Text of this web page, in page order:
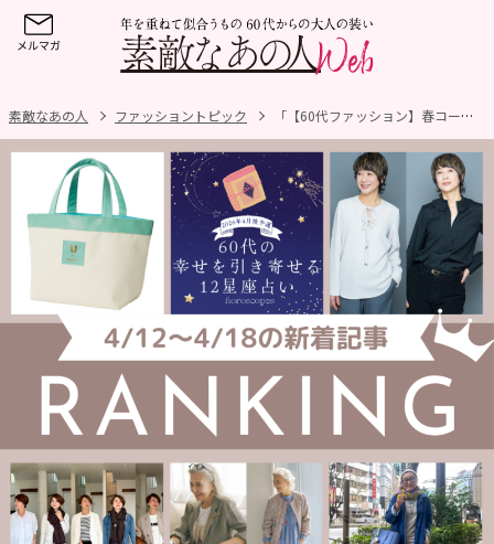
素敵なあの人 ファッショントピック 「【60代ファッション】春コーデに活躍！着るだけで決まる上品ブラウスを黒田知永子さんがプロデュース」ほか4/12～4/18公開記事の人気ランキングをご紹介！【今週の新着記事ベスト10】